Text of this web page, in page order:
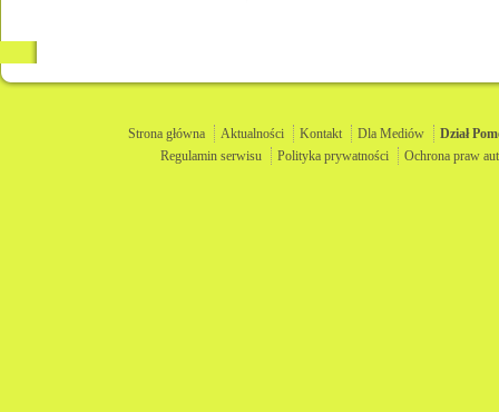
Strona główna Aktualności Kontakt Dla Mediów Dział
Regulamin serwisu
Polityka prywatności Ochrona praw